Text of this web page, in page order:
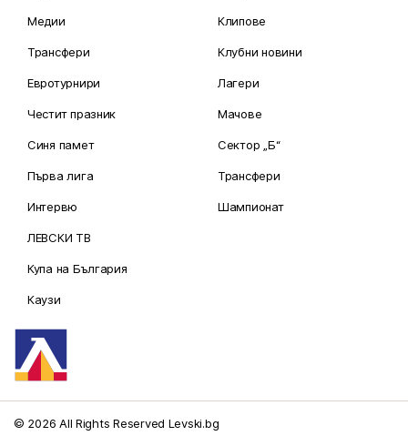
Медии
Трансфери
Евротурнири
Честит празник
Синя памет
Първа лига
Интервю
ЛЕВСКИ ТВ
Купа на България
Каузи
Клипове
Клубни новини
Лагери
Мачове
Сектор „Б“
Трансфери
Шампионат
© 2026 All Rights Reserved Levski.bg